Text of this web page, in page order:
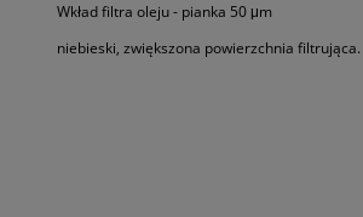
Wkład filtra oleju - pianka 50 μm
niebieski, zwiększona powierzchnia filtrująca.